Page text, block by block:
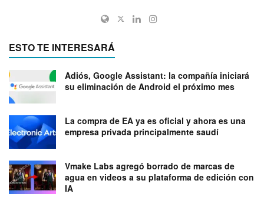
ESTO TE INTERESARÁ
Adiós, Google Assistant: la compañía iniciará
su eliminación de Android el próximo mes
La compra de EA ya es oficial y ahora es una
empresa privada principalmente saudí
Vmake Labs agregó borrado de marcas de
agua en videos a su plataforma de edición con
IA